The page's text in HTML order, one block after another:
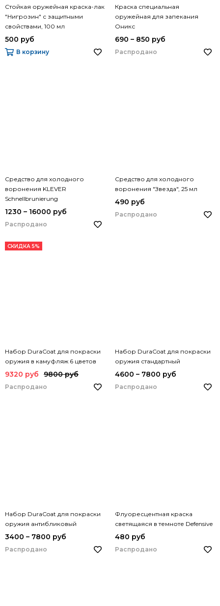
Стойкая оружейная краска-лак
"Нигрозин" с защитными
свойствами, 100 мл
500 руб
В корзину
Краска специальная
оружейная для запекания
Оникс
690 – 850 руб
Распродано
Средство для холодного
воронения KLEVER
Schnellbrunierung
1230 – 16000 руб
Распродано
Средство для холодного
воронения "Звезда", 25 мл
490 руб
Распродано
СКИДКА 5%
Набор DuraCoat для покраски
оружия в камуфляж 6 цветов
9320 руб 9800 руб
Распродано
Набор DuraCoat для покраски
оружия стандартный
4600 – 7800 руб
Распродано
Набор DuraCoat для покраски
оружия антибликовый
3400 – 7800 руб
Распродано
Флуоресцентная краска
светящаяся в темноте Defensive
480 руб
Распродано